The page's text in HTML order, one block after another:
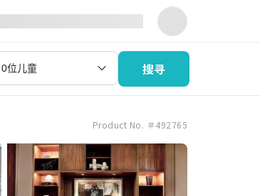
搜寻
Product No. ＃492765